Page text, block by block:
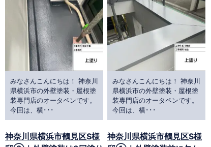
みなさんこんにちは！ 神奈川
県横浜市の外壁塗装・屋根塗
装専門店のオータペンです。
今回は、横･･･
みなさんこんにちは！ 神奈川
県横浜市の外壁塗装・屋根塗
装専門店のオータペンです。
今回は、横･･･
神奈川県横浜市鶴見区S様
神奈川県横浜市鶴見区S様